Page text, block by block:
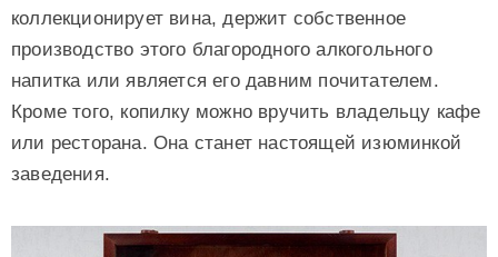
коллекционирует вина, держит собственное
производство этого благородного алкогольного
напитка или является его давним почитателем.
Кроме того, копилку можно вручить владельцу кафе
или ресторана. Она станет настоящей изюминкой
заведения.